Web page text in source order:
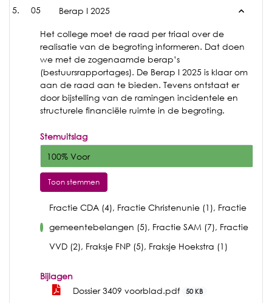
05 Berap I 2025
Het college moet de raad per triaal over de
realisatie van de begroting informeren. Dat doen
we met de zogenaamde berap’s
(bestuursrapportages). De Berap I 2025 is klaar om
aan de raad aan te bieden. Tevens ontstaat er
door bijstelling van de ramingen incidentele en
structurele financiële ruimte in de begroting.
Stemuitslag
100% Voor
Toon stemmen
Fractie CDA (4), Fractie Christenunie (1), Fractie
gemeentebelangen (5), Fractie SAM (7), Fractie
VVD (2), Fraksje FNP (5), Fraksje Hoekstra (1)
Bijlagen
Dossier 3409 voorblad.pdf
50 KB